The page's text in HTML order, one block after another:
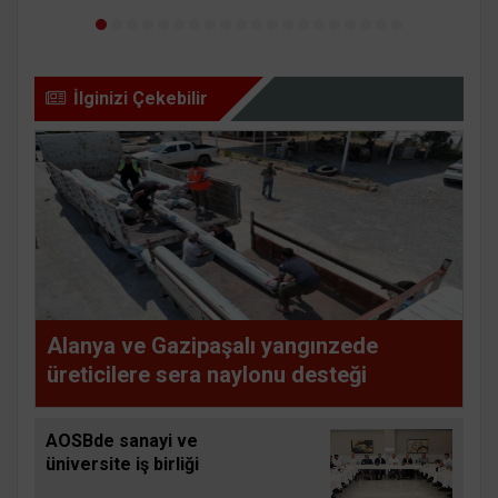
İlginizi Çekebilir
Alanya ve Gazipaşalı yangınzede
üreticilere sera naylonu desteği
AOSBde sanayi ve
üniversite iş birliği